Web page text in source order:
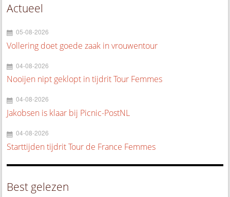
Actueel
05-08-2026
Vollering doet goede zaak in vrouwentour
04-08-2026
Nooijen nipt geklopt in tijdrit Tour Femmes
04-08-2026
Jakobsen is klaar bij Picnic-PostNL
04-08-2026
Starttijden tijdrit Tour de France Femmes
Best gelezen